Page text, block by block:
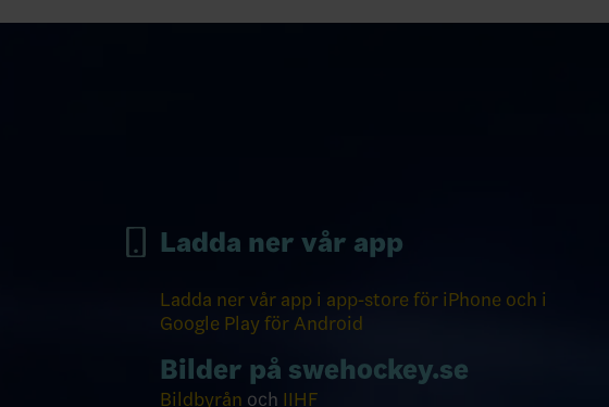
Ladda ner vår app
Ladda ner vår app i app-store för iPhone och i
Google Play för Android
Bilder på swehockey.se
Bildbyrån och IIHF